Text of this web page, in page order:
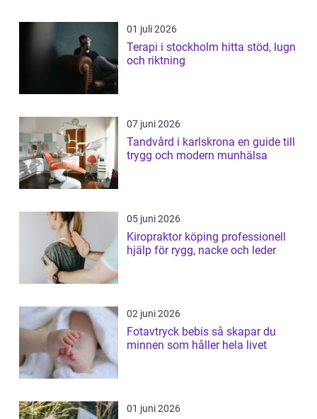
01 juli 2026
Terapi i stockholm hitta stöd, lugn
och riktning
07 juni 2026
Tandvård i karlskrona en guide till
trygg och modern munhälsa
05 juni 2026
Kiropraktor köping professionell
hjälp för rygg, nacke och leder
02 juni 2026
Fotavtryck bebis så skapar du
minnen som håller hela livet
01 juni 2026